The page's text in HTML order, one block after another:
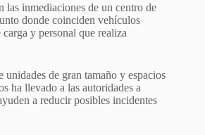
las inmediaciones de un centro de
donde coinciden vehículos
y personal que realiza
unidades de gran tamaño y espacios
ha llevado a las autoridades a
a reducir posibles incidentes